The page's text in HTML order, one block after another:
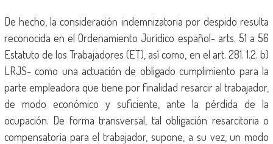
De hecho, la consideración indemnizatoria por despido resulta
reconocida en el Ordenamiento Jurídico español- arts. 51 a 56
Estatuto de los Trabajadores (ET), así como, en el art. 281. 1.2. b)
LRJS- como una actuación de obligado cumplimiento para la
parte empleadora que tiene por finalidad resarcir al trabajador,
de modo económico y suficiente, ante la pérdida de la
ocupación. De forma transversal, tal obligación resarcitoria o
compensatoria para el trabajador, supone, a su vez, un modo